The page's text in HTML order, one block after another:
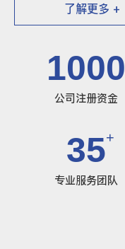
了解更多 +
1000
公司注册资金
35+
专业服务团队